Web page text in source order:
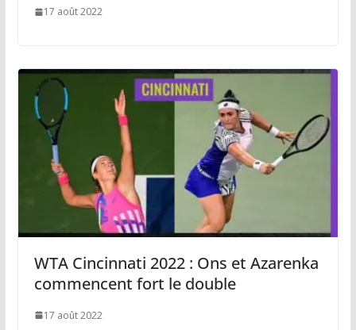
17 août 2022
WTA Cincinnati 2022 : Ons et Azarenka
commencent fort le double
17 août 2022